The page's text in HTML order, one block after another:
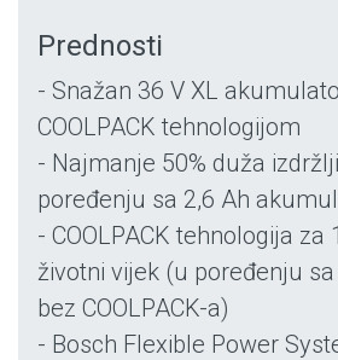
Prednosti
- Snažan 36 V XL
COOLPACK tehnologijom
- Najmanje 50% duža
poređenju sa 2,6 Ah
- COOLPACK tehnologija za
životni vijek (u poređenju
bez COOLPACK-a)
- Bosch Flexible Power